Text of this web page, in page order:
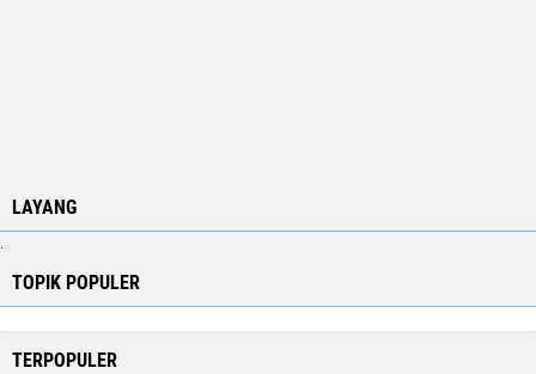
LAYANG
.
TOPIK POPULER
TERPOPULER